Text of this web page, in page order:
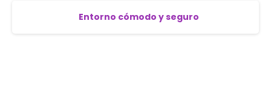
Entorno cómodo y seguro